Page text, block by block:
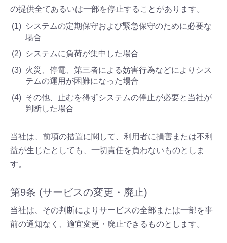
の提供全てあるいは一部を停止することがあります。
システムの定期保守および緊急保守のために必要な
場合
システムに負荷が集中した場合
火災、停電、第三者による妨害行為などによりシス
テムの運用が困難になった場合
その他、止むを得ずシステムの停止が必要と当社が
判断した場合
当社は、前項の措置に関して、利用者に損害または不利
益が生じたとしても、一切責任を負わないものとしま
す。
第9条 (サービスの変更・廃止)
当社は、その判断によりサービスの全部または一部を事
前の通知なく、適宜変更・廃止できるものとします。